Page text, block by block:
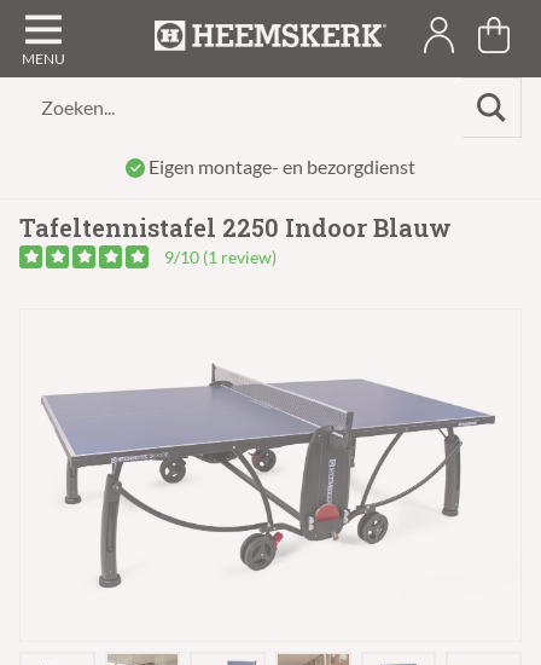
Zoeken...
Eigen montage- en bezorgdienst
Tafeltennistafel 2250 Indoor Blauw
9/10 (1 review)